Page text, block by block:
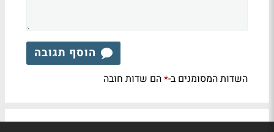
הוסף תגובה
השדות המסומנים ב-*הם שדות חובה